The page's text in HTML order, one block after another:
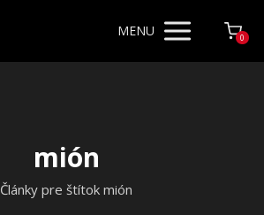
MENU 0
mión
Články pre štítok mión